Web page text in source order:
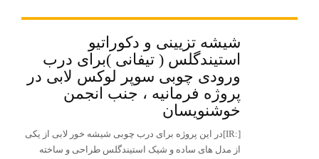
شیشه تزیینی و دکوراتیو
استیندگلس ( تیفانی )برای درب
ورودی چوبی سوپر لوکس لابی در
پروژه فرمانیه ، جنب انجمن
خوشنویسان
[:IR]در این پروژه برای درب چوبی شیشه خور لابی از یکی
از مدل های ساده و شیک استیندگلس طراحی و ساخته